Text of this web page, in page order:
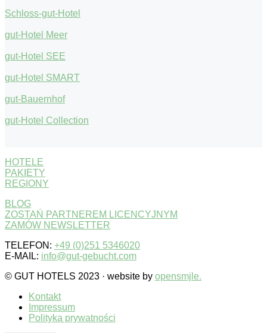
Schloss-gut-Hotel
gut-Hotel Meer
gut-Hotel SEE
gut-Hotel SMART
gut-Bauernhof
gut-Hotel Collection
HOTELE
PAKIETY
REGIONY
BLOG
ZOSTAŃ PARTNEREM LICENCYJNYM
ZAMÓW NEWSLETTER
TELEFON: +49 (0)251 5346020
E-MAIL: info@gut-gebucht.com
© GUT HOTELS 2023 · website by opensmjle.
Kontakt
Impressum
Polityka prywatności